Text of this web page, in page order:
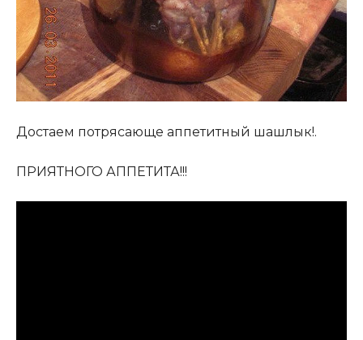
Достаем потрясающе аппетитный шашлык!.
ПРИЯТНОГО АППЕТИТА!!!